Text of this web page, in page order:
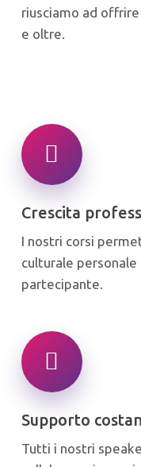
riusciamo ad
e oltre.
Crescita
I nostri corsi
culturale
partecipante.
Supporto
Tutti i nostri